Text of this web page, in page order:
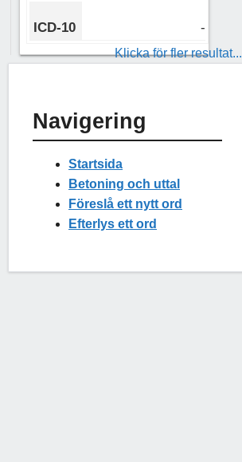
Klicka för fler resultat...
Exact matches only
ICD-10 -
Navigering
Startsida
Betoning och uttal
Föreslå ett nytt ord
Efterlys ett ord